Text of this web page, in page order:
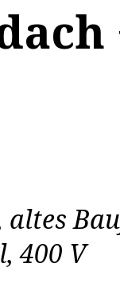
altes
400 V